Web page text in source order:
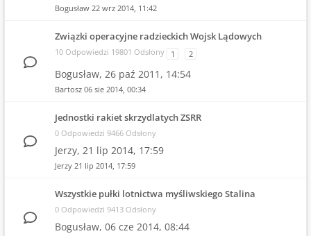
Bogusław 22 wrz 2014, 11:42
Związki operacyjne radzieckich Wojsk Lądowych
10 Odpowiedzi 19801 Odsłony 1 2
Bogusław, 26 paź 2011, 14:54
Bartosz 06 sie 2014, 00:34
Jednostki rakiet skrzydlatych ZSRR
0 Odpowiedzi 9466 Odsłony
Jerzy, 21 lip 2014, 17:59
Jerzy 21 lip 2014, 17:59
Wszystkie pułki lotnictwa myśliwskiego Stalina
0 Odpowiedzi 9413 Odsłony
Bogusław, 06 cze 2014, 08:44